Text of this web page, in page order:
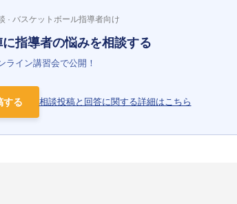
· バスケットボール指導者向け
指導者の悩みを相談する
ライン講習会で公開！
する 相談投稿と回答に関する詳細はこちら